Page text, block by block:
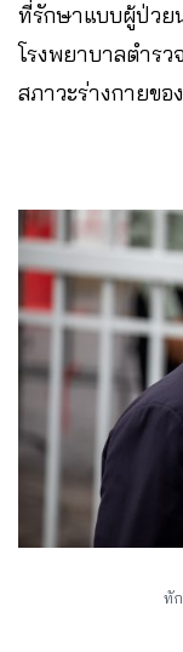
ที่รักษาแบบผู้ป่วย
โรงพยาบาลตำรว
สภาวะร่างกายขอ
ทั